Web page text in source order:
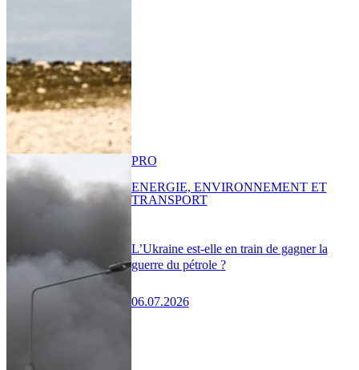
L’Ukraine est-elle en train de gagner la
guerre du pétrole ?
06.07.2026
PRO
ENERGIE, ENVIRONNEMENT ET
TRANSPORT